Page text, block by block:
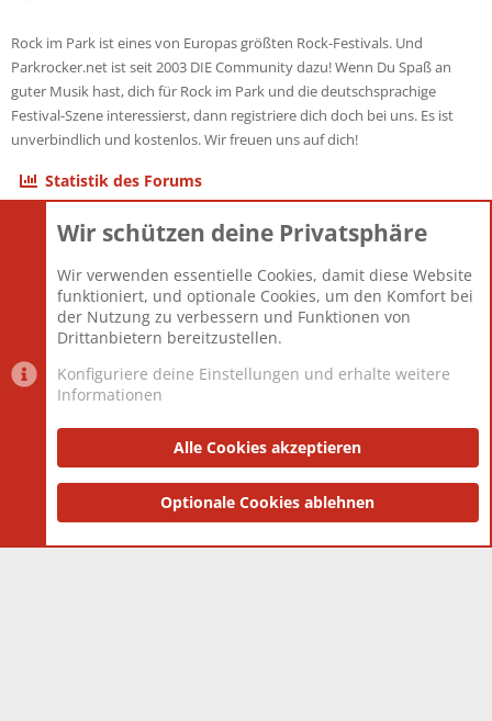
Rock im Park ist eines von Europas größten Rock-Festivals. Und
Parkrocker.net ist seit 2003 DIE Community dazu! Wenn Du Spaß an
guter Musik hast, dich für Rock im Park und die deutschsprachige
Festival-Szene interessierst, dann registriere dich doch bei uns. Es ist
unverbindlich und kostenlos. Wir freuen uns auf dich!
Statistik des Forums
Themen
Mitglieder
12.427
Neuestes Mitglied
Berlin
Datenschutzerklärung Impressum
Community platform by XenForo® © 2010-2025 XenForo Ltd.
and add-ons by ThemeHouse
Wir schützen deine Privatsphäre
Wir verwenden essentielle Cookies, damit diese Website
funktioniert, und optionale Cookies, um den Komfort bei
der Nutzung zu verbessern und Funktionen von
Drittanbietern bereitzustellen.
Konfiguriere deine Einstellungen und erhalte weitere
Informationen
Alle Cookies akzeptieren
Optionale Cookies ablehnen